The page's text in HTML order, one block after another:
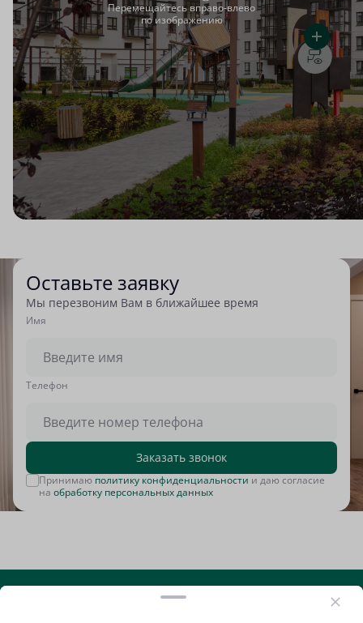
Перемещайтесь вправо-влево
по изображению
Оставьте заявку
Мы перезвоним Вам в ближайшее время
Имя
Tелефон
Заказать звонок
Принимаю политику конфиденциальности и даю согласие
на обработку персональных данных